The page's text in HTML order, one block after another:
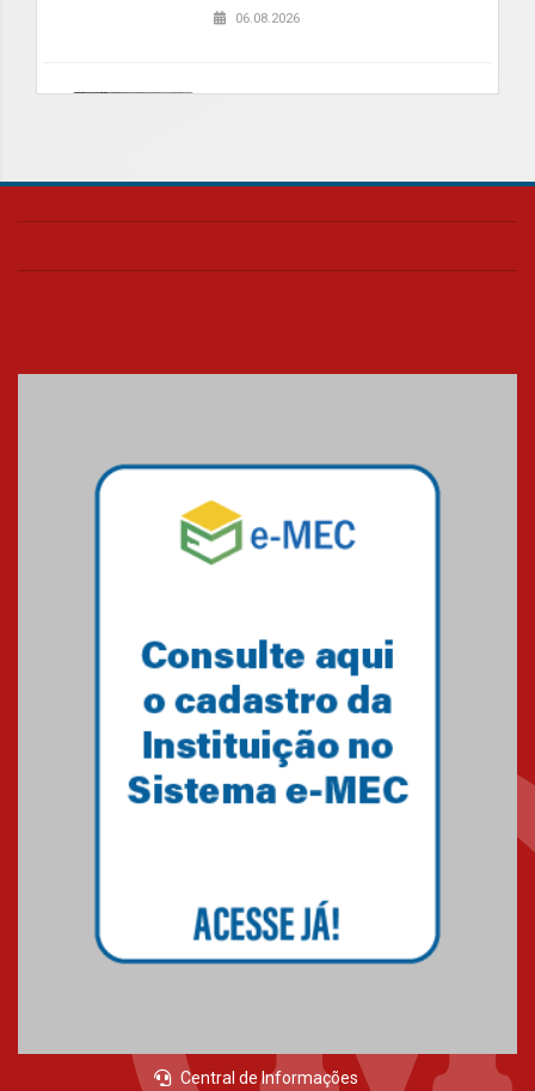
06.08.2026
Nova apresentação do Centro
realizará nova edição da Feira
04.08.2026
Mackenzie recepciona os
calouros do segundo semestre
Como o Colégio Mackenzie
Brasília prepara seus
estudantes para o PAS antes
mesmo do Ensino Médio
04.08.2026
Central de Informações